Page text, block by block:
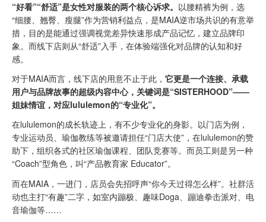
“好看”“舒适”是女性对服装的两个核心诉求。 以腰精裤为例，选
“细腰、翘臀、瘦腿”作为营销利益点，是MAIA逆市场共识的有意举
措，目的是能通过强调视觉差异快速形成产品记忆，建立品牌印
象。而线下店则从“舒适”入手，在体验端强化对品牌的认知和好
感。
对于MAIA而言，线下店的用意不止于此， 它更是一个连接、承载
用户与品牌故事的超级内容中心，关键词是“SISTERHOOD”——
姐妹情谊，对应lululemon的“专业化”。
在lululemon的成长轨迹上，有不少专业化的身影。以门店为例，
专业运动员、瑜伽教练等被邀请担任“门店大使”，在lululemon的赞
助下，组织各式的社区瑜伽课程、团队竞赛等。而员工则是另一种
“Coach”型角色，叫“产品教育家 Educator”。
而在MAIA，一进门，店员会先招呼声“你今天过得怎么样”。社群活
动也主打“有趣”二字，如室内蹦极、趣味Doga、蹦迪拳击派对、电
音瑜伽等……